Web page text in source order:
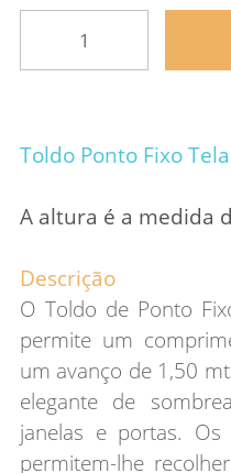
Toldo Ponto Fixo
A altura é a medida
Descrição
O Toldo de Ponto
permite um
um avanço de 1,50
elegante de
janelas e portas.
permitem-lhe